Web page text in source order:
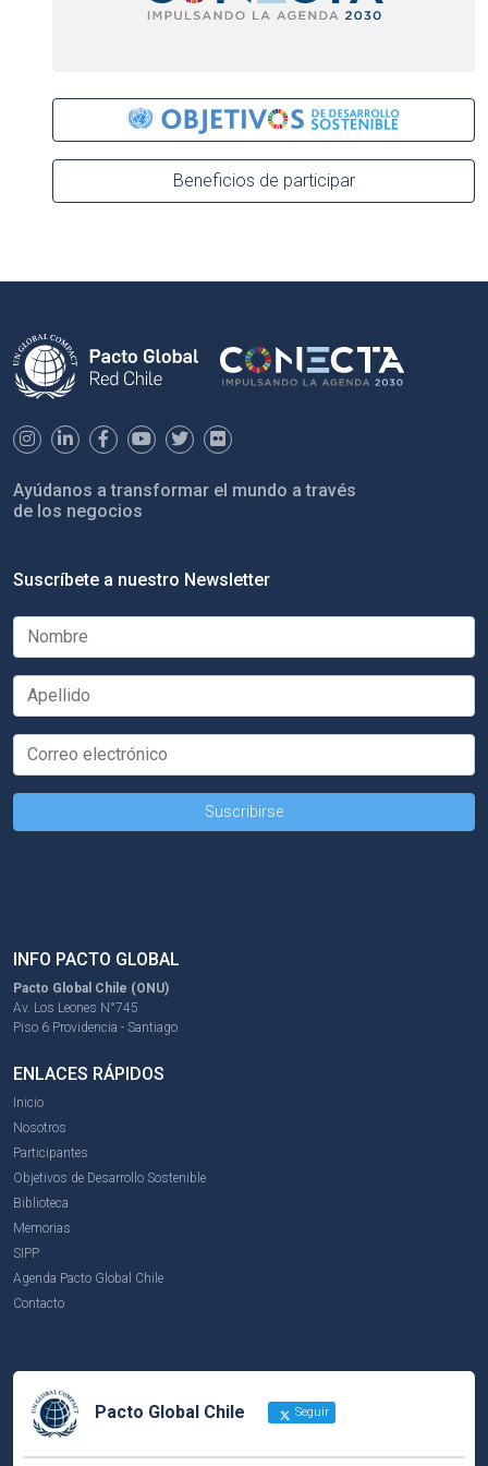
Beneficios de participar
Ayúdanos a transformar el mundo a través
de los negocios
Suscríbete a nuestro Newsletter
INFO PACTO GLOBAL
Pacto Global Chile (ONU)
Av. Los Leones N°745
Piso 6 Providencia - Santiago
ENLACES RÁPIDOS
Inicio
Nosotros
Participantes
Objetivos de Desarrollo Sostenible
Biblioteca
Memorias
SIPP
Agenda Pacto Global Chile
Contacto
Pacto Global Chile Seguir